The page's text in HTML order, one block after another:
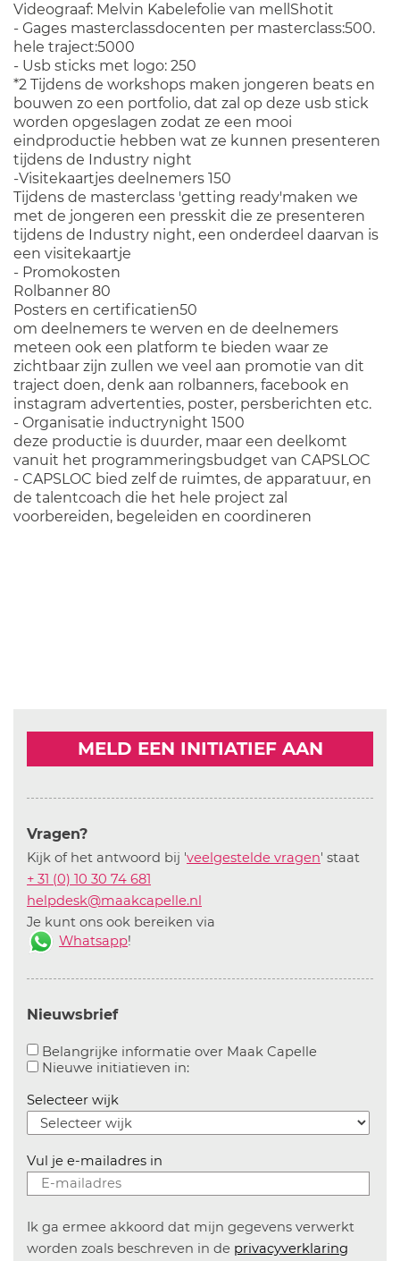
Videograaf: Melvin Kabelefolie van mellShotit
- Gages masterclassdocenten per masterclass:500.
hele traject:5000
- Usb sticks met logo: 250
*2 Tijdens de workshops maken jongeren beats en
bouwen zo een portfolio, dat zal op deze usb stick
worden opgeslagen zodat ze een mooi
eindproductie hebben wat ze kunnen presenteren
tijdens de Industry night
-Visitekaartjes deelnemers 150
Tijdens de masterclass 'getting ready'maken we
met de jongeren een presskit die ze presenteren
tijdens de Industry night, een onderdeel daarvan is
een visitekaartje
- Promokosten
Rolbanner 80
Posters en certificatien50
om deelnemers te werven en de deelnemers
meteen ook een platform te bieden waar ze
zichtbaar zijn zullen we veel aan promotie van dit
traject doen, denk aan rolbanners, facebook en
instagram advertenties, poster, persberichten etc.
- Organisatie inductrynight 1500
deze productie is duurder, maar een deelkomt
vanuit het programmeringsbudget van CAPSLOC
- CAPSLOC bied zelf de ruimtes, de apparatuur, en
de talentcoach die het hele project zal
voorbereiden, begeleiden en coordineren
MELD EEN INITIATIEF AAN
Vragen?
Kijk of het antwoord bij 'veelgestelde vragen' staat
+ 31 (0) 10 30 74 681
helpdesk@maakcapelle.nl
Je kunt ons ook bereiken via
Whatsapp!
Nieuwsbrief
Belangrijke informatie over Maak CapelleAanvinken
Nieuwe initiatieven in:Aanvinken om informatie over
Selecteer wijk
Vul je e-mailadres in
Ik ga ermee akkoord dat mijn gegevens verwerkt
worden zoals beschreven in de privacyverklaring